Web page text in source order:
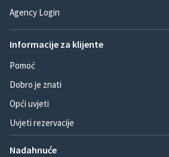
Agency Login
Informacije za klijente
Pomoć
Dobro je znati
Opći uvjeti
Uvjeti rezervacije
Nadahnuće